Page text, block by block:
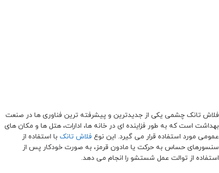
فلاش تانک چشمی یکی از جدیدترین و پیشرفته ترین فناوری ها در صنعت
بهداشت است که به طور فزاینده ای در خانه ها، ادارات، هتل ها و مکان های
عمومی مورد استفاده قرار می گیرد. این نوع فلاش تانک با استفاده از
سنسورهای حساس به حرکت یا مادون قرمز، به صورت خودکار پس از
استفاده از توالت عمل شستشو را انجام می دهد.